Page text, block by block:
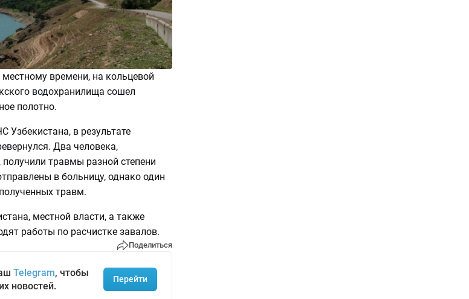
времени, на кольцевой
водохранилища сошел
полотно.
Узбекистана, в результате
Два человека,
травмы разной степени
в больницу, однако один
травм.
местной власти, а также
работы по расчистке завалов.
Поделиться
Telegram, чтобы
новостей.
Перейти